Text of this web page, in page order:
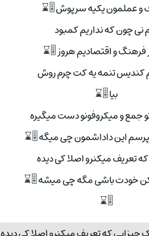
و عملمون یکیه سرپوش 🎚⌛
نی چون که نداریم کمبود
فرهنگ و اقتصادیم هروز 🎚⌛
کندیس تنمه یه کت چرم روش
بیا 🎚⌛
جمع و میکروفونو دست میگیره
این داداشمون چی میگه 🎚⌛
تعریف میکنرو اصلا کی دیده
خودت باشی مگه چی میشه 🎚⌛
🎚⌛